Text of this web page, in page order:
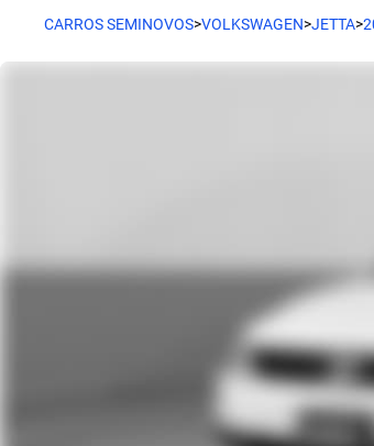
CARROS SEMINOVOS>VOLKSWAGEN>JETTA>